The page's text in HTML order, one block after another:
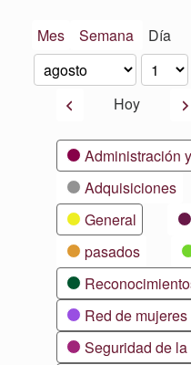
Mes Semana Día
Mes
Día
Año
AnteriorHoy
CategoríasAdministración
Adquisiciones
General
pasados
Red de
Seguridad de